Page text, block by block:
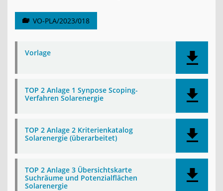
VO-PLA/2023/018
Vorlage
TOP 2 Anlage 1 Synpose Scoping-
Verfahren Solarenergie
TOP 2 Anlage 2 Kriterienkatalog
Solarenergie (überarbeitet)
TOP 2 Anlage 3 Übersichtskarte
Suchräume und Potenzialflächen
Solarenergie